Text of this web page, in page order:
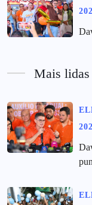
Mais lidas